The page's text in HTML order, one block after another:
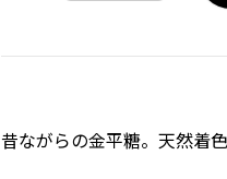
昔ながらの金平糖。天然着色